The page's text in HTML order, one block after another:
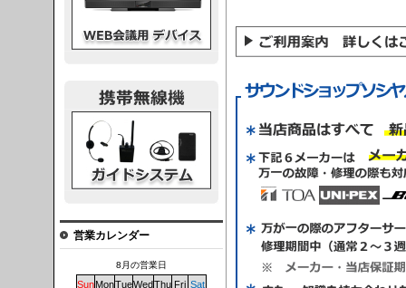
営業カレンダー
8月の営業日
SunMonTueWedThu Fri Sat